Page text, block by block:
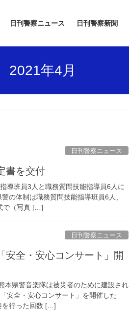
日刊警察ニュース 日刊警察新聞
2021年4月
日刊警察ニュース
書を交付
導班員3人と職務質問技能指導員6人に
の体制は職務質問技能指導班員6人、
で（写真 […]
日刊警察ニュース
本県警音楽隊は被災者のために建設され
安全・安心コンサート」を開催した
を行った回数 […]